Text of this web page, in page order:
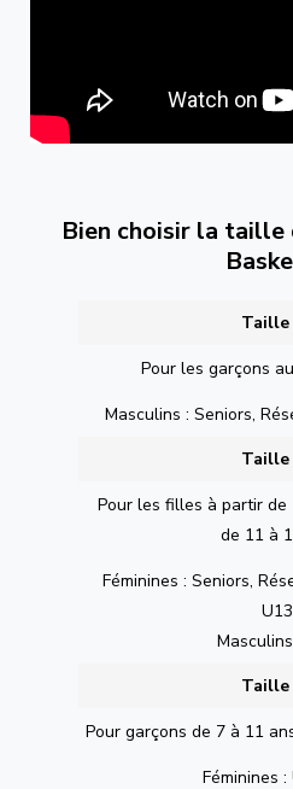
Bien choisir la taille
Taille
Pour les garçons
Masculins : Seniors,
Taille
Pour les filles à partir
de 11 à
Féminines : Seniors,
U13
Taille
Pour garçons de 7 à 11
Féminines :